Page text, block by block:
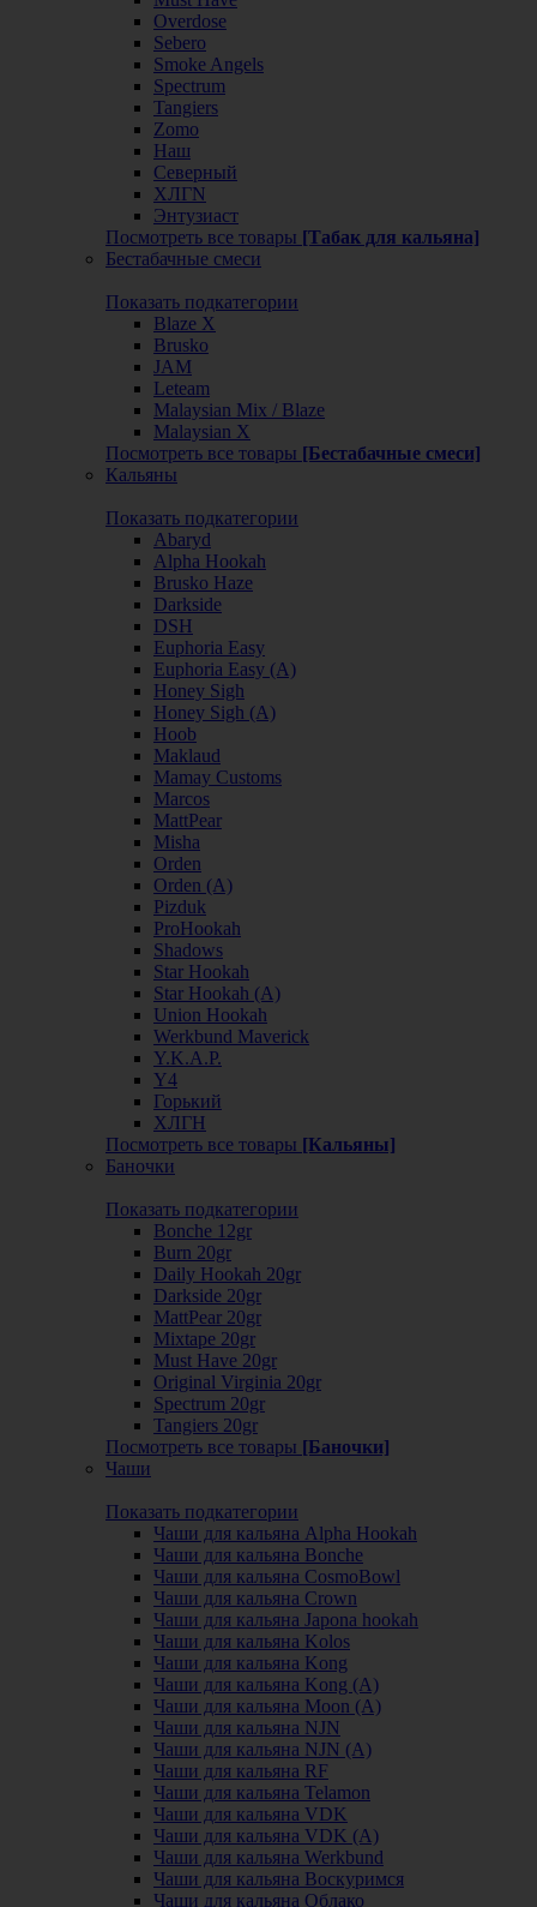
Overdose
Sebero
Smoke Angels
Spectrum
Tangiers
Zomo
Наш
Северный
ХЛГN
Энтузиаст
Посмотреть все товары [Табак для кальяна]
Бестабачные смеси
Показать подкатегории
Blaze X
Brusko
JAM
Leteam
Malaysian Mix / Blaze
Malaysian X
Посмотреть все товары [Бестабачные смеси]
Кальяны
Показать подкатегории
Abaryd
Alpha Hookah
Brusko Haze
Darkside
DSH
Euphoria Easy
Euphoria Easy (А)
Honey Sigh
Honey Sigh (А)
Hoob
Maklaud
Mamay Customs
Marcos
MattPear
Misha
Orden
Orden (А)
Pizduk
ProHookah
Shadows
Star Hookah
Star Hookah (А)
Union Hookah
Werkbund Maverick
Y.K.A.P.
Y4
Горький
ХЛГН
Посмотреть все товары [Кальяны]
Баночки
Показать подкатегории
Bonche 12gr
Burn 20gr
Daily Hookah 20gr
Darkside 20gr
MattPear 20gr
Mixtape 20gr
Must Have 20gr
Original Virginia 20gr
Spectrum 20gr
Tangiers 20gr
Посмотреть все товары [Баночки]
Чаши
Показать подкатегории
Чаши для кальяна Alpha Hookah
Чаши для кальяна Bonche
Чаши для кальяна CosmoBowl
Чаши для кальяна Crown
Чаши для кальяна Japona hookah
Чаши для кальяна Kolos
Чаши для кальяна Kong
Чаши для кальяна Kong (A)
Чаши для кальяна Moon (А)
Чаши для кальяна NJN
Чаши для кальяна NJN (А)
Чаши для кальяна RF
Чаши для кальяна Telamon
Чаши для кальяна VDK
Чаши для кальяна VDK (А)
Чаши для кальяна Werkbund
Чаши для кальяна Воскуримся
Чаши для кальяна Облако